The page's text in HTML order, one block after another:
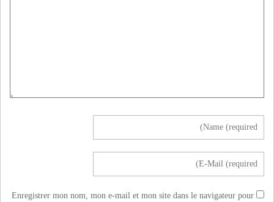
Enregistrer mon nom, mon e-mail et mon site dans le navigateur pour